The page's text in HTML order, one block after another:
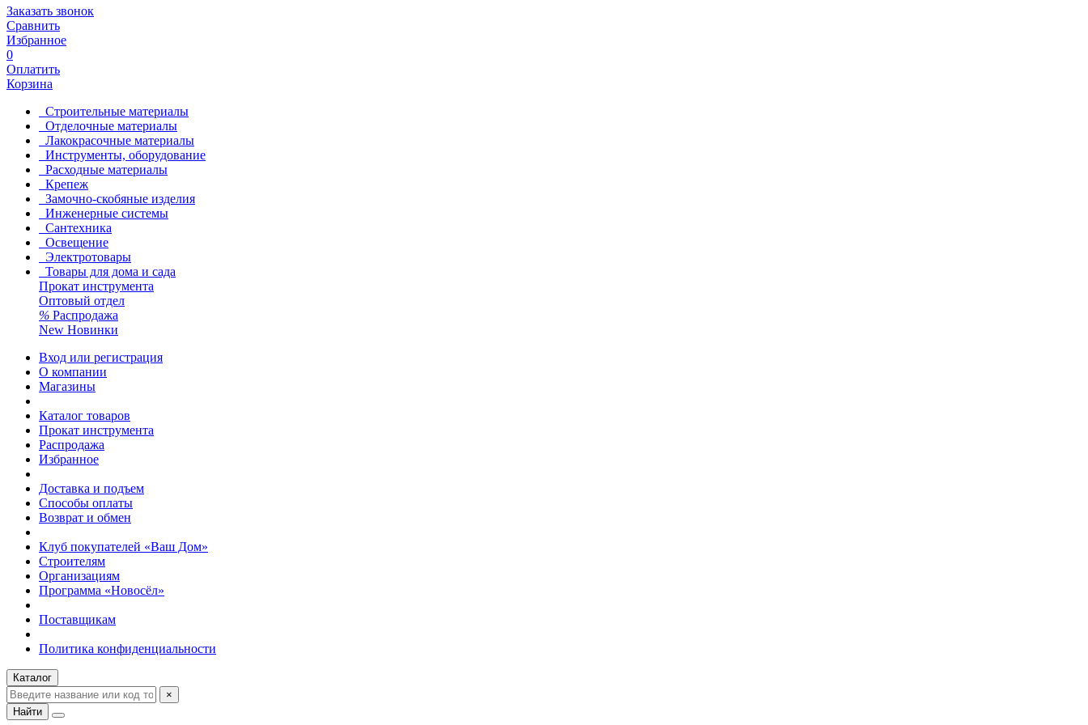
Заказать звонок
Сравнить
Избранное
0
Оплатить
Корзина
Строительные материалы
Отделочные материалы
Лакокрасочные материалы
Инструменты, оборудование
Расходные материалы
Крепеж
Замочно-скобяные изделия
Инженерные системы
Сантехника
Освещение
Электротовары
Товары для дома и сада
Прокат инструмента
Оптовый отдел
% Распродажа
New Новинки
Вход или регистрация
О компании
Магазины
Каталог товаров
Прокат инструмента
Распродажа
Избранное
Доставка и подъем
Способы оплаты
Возврат и обмен
Клуб покупателей «Ваш Дом»
Строителям
Организациям
Программа «Новосёл»
Поставщикам
Политика конфиденциальности
Каталог
×
Найти